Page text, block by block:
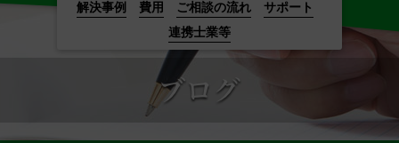
解決事例
費用 ご相談の流れ
サポート
連携士業等